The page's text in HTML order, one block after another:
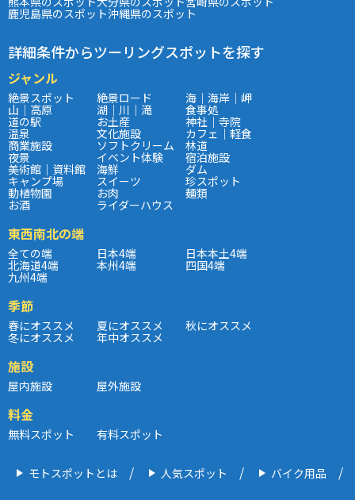
鹿児島県のスポット沖縄県のスポット
詳細条件からツーリングスポットを探す
ジャンル
絶景スポット 絶景ロード 海｜海岸｜岬
山｜高原 湖｜川｜滝 食事処
道の駅 お土産 神社｜寺院
温泉 文化施設 カフェ｜軽食
商業施設 ソフトクリーム 林道
夜景 イベント体験 宿泊施設
美術館｜資料館 海鮮 ダム
キャンプ場 スイーツ 珍スポット
動植物園 お肉 麺類
お酒 ライダーハウス
東西南北の端
全ての端 日本4端 日本本土4端
北海道4端 本州4端 四国4端
九州4端
季節
春にオススメ 夏にオススメ 秋にオススメ
冬にオススメ 年中オススメ
施設
屋内施設 屋外施設
料金
無料スポット 有料スポット
モトスポットとは 人気スポット バイク用品